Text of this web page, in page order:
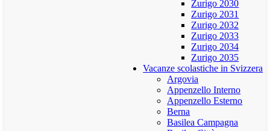
Zurigo 2030
Zurigo 2031
Zurigo 2032
Zurigo 2033
Zurigo 2034
Zurigo 2035
Vacanze scolastiche in Svizzera
Argovia
Appenzello Interno
Appenzello Esterno
Berna
Basilea Campagna